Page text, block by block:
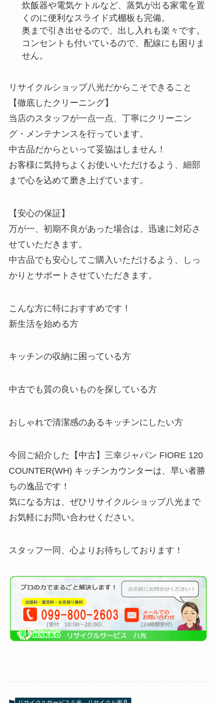
炊飯器や電気ケトルなど、蒸気が出る家電を置
くのに便利なスライド式棚板も完備。
奥まで引き出せるので、出し入れも楽々です。
コンセントも付いているので、配線にも困りま
せん。
リサイクルショップ八光だからこそできること
【徹底したクリーニング】
当店のスタッフが一点一点、丁寧にクリーニン
グ・メンテナンスを行っています。
中古品だからといって妥協はしません！
お客様に気持ちよくお使いいただけるよう、細部
まで心を込めて磨き上げています。
【安心の保証】
万が一、初期不良があった場合は、迅速に対応さ
せていただきます。
中古品でも安心してご購入いただけるよう、しっ
かりとサポートさせていただきます。
こんな方に特におすすめです！
新生活を始める方
キッチンの収納に困っている方
中古でも質の良いものを探している方
おしゃれで清潔感のあるキッチンにしたい方
今回ご紹介した【中古】三幸ジャパン FIORE 120
COUNTER(WH) キッチンカウンターは、早い者勝
ちの逸品です！
気になる方は、ぜひリサイクルショップ八光まで
お気軽にお問い合わせください。
スタッフ一同、心よりお待ちしております！